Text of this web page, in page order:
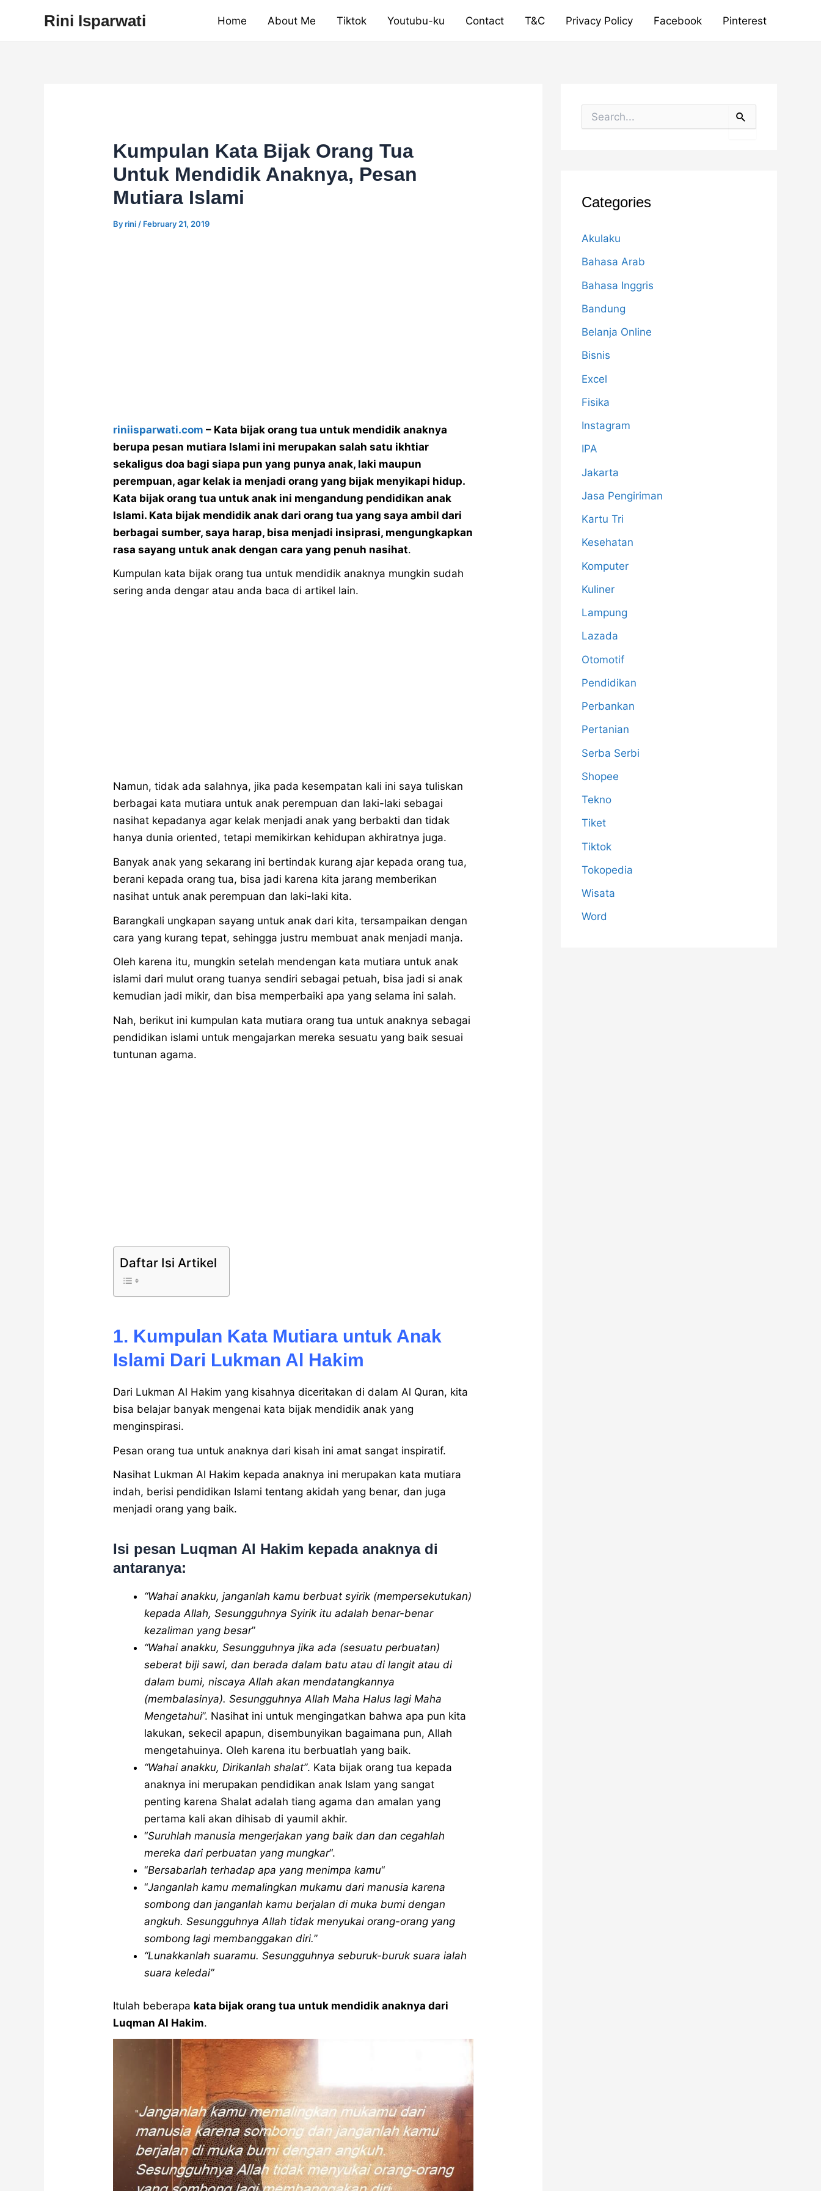
content
Rini Isparwati Home About Me Tiktok Youtubu-ku Contact T&C Privacy Policy Facebook Pinterest
Kumpulan Kata Bijak Orang Tua
Untuk Mendidik Anaknya, Pesan
Mutiara Islami
Byrini / February 21, 2019
riniisparwati.com – Kata bijak orang tua untuk mendidik anaknya
berupa pesan mutiara Islami ini merupakan salah satu ikhtiar
sekaligus doa bagi siapa pun yang punya anak, laki maupun
perempuan, agar kelak ia menjadi orang yang bijak menyikapi hidup.
Kata bijak orang tua untuk anak ini mengandung pendidikan anak
Islami. Kata bijak mendidik anak dari orang tua yang saya ambil dari
berbagai sumber, saya harap, bisa menjadi insiprasi, mengungkapkan
rasa sayang untuk anak dengan cara yang penuh nasihat.
Kumpulan kata bijak orang tua untuk mendidik anaknya mungkin sudah
sering anda dengar atau anda baca di artikel lain.
Namun, tidak ada salahnya, jika pada kesempatan kali ini saya tuliskan
berbagai kata mutiara untuk anak perempuan dan laki-laki sebagai
nasihat kepadanya agar kelak menjadi anak yang berbakti dan tidak
hanya dunia oriented, tetapi memikirkan kehidupan akhiratnya juga.
Banyak anak yang sekarang ini bertindak kurang ajar kepada orang tua,
berani kepada orang tua, bisa jadi karena kita jarang memberikan
nasihat untuk anak perempuan dan laki-laki kita.
Barangkali ungkapan sayang untuk anak dari kita, tersampaikan dengan
cara yang kurang tepat, sehingga justru membuat anak menjadi manja.
Oleh karena itu, mungkin setelah mendengan kata mutiara untuk anak
islami dari mulut orang tuanya sendiri sebagai petuah, bisa jadi si anak
kemudian jadi mikir, dan bisa memperbaiki apa yang selama ini salah.
Nah, berikut ini kumpulan kata mutiara orang tua untuk anaknya sebagai
pendidikan islami untuk mengajarkan mereka sesuatu yang baik sesuai
tuntunan agama.
Daftar Isi Artikel
1. Kumpulan Kata Mutiara untuk Anak
Islami Dari Lukman Al Hakim
Dari Lukman Al Hakim yang kisahnya diceritakan di dalam Al Quran, kita
bisa belajar banyak mengenai kata bijak mendidik anak yang
menginspirasi.
Pesan orang tua untuk anaknya dari kisah ini amat sangat inspiratif.
Nasihat Lukman Al Hakim kepada anaknya ini merupakan kata mutiara
indah, berisi pendidikan Islami tentang akidah yang benar, dan juga
menjadi orang yang baik.
Isi pesan Luqman Al Hakim kepada anaknya di
antaranya:
“Wahai anakku, janganlah kamu berbuat syirik (mempersekutukan)
kepada Allah, Sesungguhnya Syirik itu adalah benar-benar
kezaliman yang besar”
“Wahai anakku, Sesungguhnya jika ada (sesuatu perbuatan)
seberat biji sawi, dan berada dalam batu atau di langit atau di
dalam bumi, niscaya Allah akan mendatangkannya
(membalasinya). Sesungguhnya Allah Maha Halus lagi Maha
Mengetahui”. Nasihat ini untuk mengingatkan bahwa apa pun kita
lakukan, sekecil apapun, disembunyikan bagaimana pun, Allah
mengetahuinya. Oleh karena itu berbuatlah yang baik.
“Wahai anakku, Dirikanlah shalat”. Kata bijak orang tua kepada
anaknya ini merupakan pendidikan anak Islam yang sangat
penting karena Shalat adalah tiang agama dan amalan yang
pertama kali akan dihisab di yaumil akhir.
“Suruhlah manusia mengerjakan yang baik dan dan cegahlah
mereka dari perbuatan yang mungkar“.
“Bersabarlah terhadap apa yang menimpa kamu“
“Janganlah kamu memalingkan mukamu dari manusia karena
sombong dan janganlah kamu berjalan di muka bumi dengan
angkuh. Sesungguhnya Allah tidak menyukai orang-orang yang
sombong lagi membanggakan diri.”
“Lunakkanlah suaramu. Sesungguhnya seburuk-buruk suara ialah
suara keledai”
Itulah beberapa kata bijak orang tua untuk mendidik anaknya dari
Luqman Al Hakim.
o
rCategories
Akulaku
Bahasa Arab
Bahasa Inggris
Bandung
Belanja Online
Bisnis
Excel
Fisika
Instagram
IPA
Jakarta
Jasa Pengiriman
Kartu Tri
Kesehatan
Komputer
Kuliner
Lampung
Lazada
Otomotif
Pendidikan
Perbankan
Pertanian
Serba Serbi
Shopee
Tekno
Tiket
Tiktok
Tokopedia
Wisata
Word